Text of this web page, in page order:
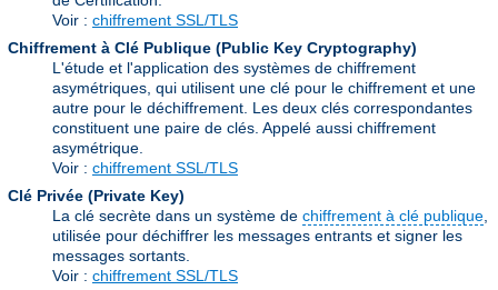
Voir : chiffrement SSL/TLS
Chiffrement à Clé Publique (Public Key Cryptography)
L'étude et l'application des systèmes de chiffrement
asymétriques, qui utilisent une clé pour le chiffrement et une
autre pour le déchiffrement. Les deux clés correspondantes
constituent une paire de clés. Appelé aussi chiffrement
asymétrique.
Voir : chiffrement SSL/TLS
Clé Privée (Private Key)
La clé secrète dans un système de chiffrement à clé publique
utilisée pour déchiffrer les messages entrants et signer les
messages sortants.
Voir : chiffrement SSL/TLS